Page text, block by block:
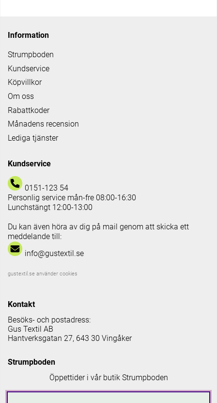
Information
Strumpboden
Kundservice
Köpvillkor
Om oss
Rabattkoder
Månadens recension
Lediga tjänster
Kundservice
0151-123 54
Personlig service mån-fre 08:00-16:30
Lunchstängt 12:00-13:00
Du kan även höra av dig på mail genom att skicka ett
meddelande till:
info@gustextil.se
gustextil.se använder cookies
Kontakt
Besöks- och postadress:
Gus Textil AB
Hantverksgatan 27, 643 30 Vingåker
Strumpboden
Öppettider i vår butik Strumpboden